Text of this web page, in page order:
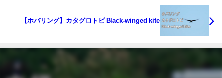
【ホバリング】カタグロトビ Black-winged kite